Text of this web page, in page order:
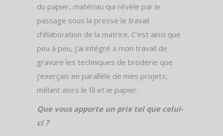
du papier, matériau qui révèle par le
passage sous la presse le travail
d’élaboration de la matrice. C’est ainsi que
peu à peu, j’ai intégré à mon travail de
gravure les techniques de broderie que
j’exerçais en parallèle de mes projets,
mêlant alors le fil et le papier.
Que vous apporte un prix tel que celui-
ci ?